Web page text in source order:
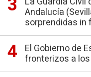
Andalucía
sorprendidas in
El Gobierno de
fronterizos a